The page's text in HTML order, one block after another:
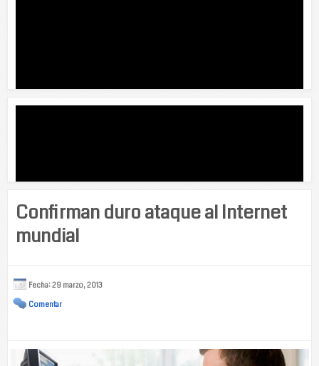
Confirman duro ataque al Internet
mundial
Fecha: 29 marzo, 2013
Comentar